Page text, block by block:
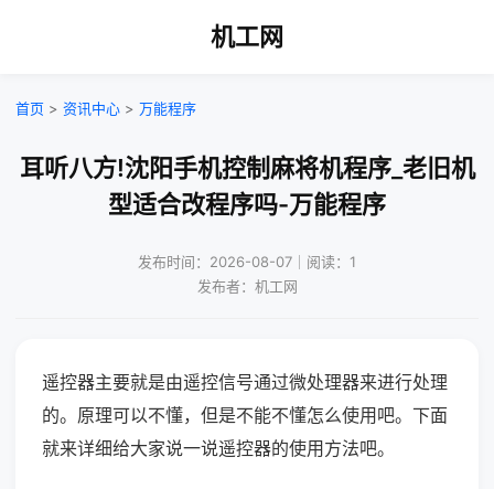
机工网
首页 > 资讯中心 > 万能程序
耳听八方!沈阳手机控制麻将机程序_老旧机
型适合改程序吗-万能程序
发布时间：2026-08-07｜阅读：1
发布者：机工网
遥控器主要就是由遥控信号通过微处理器来进行处理
的。原理可以不懂，但是不能不懂怎么使用吧。下面
就来详细给大家说一说遥控器的使用方法吧。